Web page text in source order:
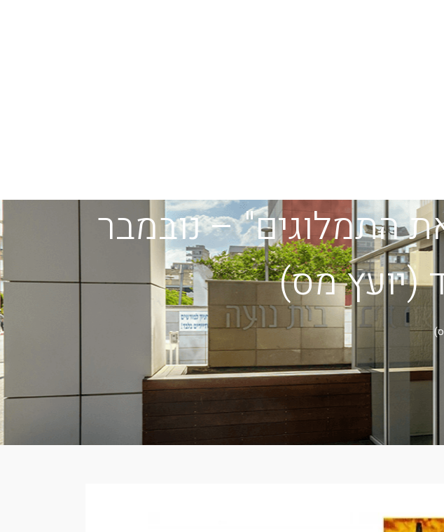
התמלוגים" – נובמבר